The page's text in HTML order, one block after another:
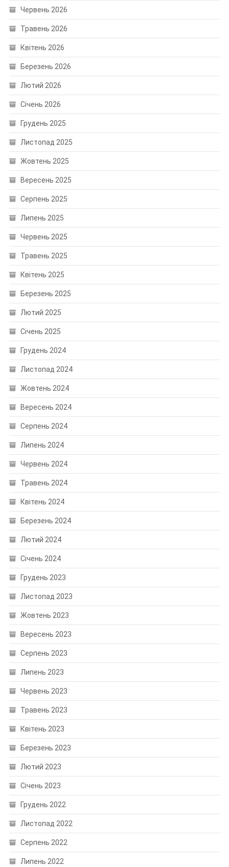
Червень 2026
Травень 2026
Квітень 2026
Березень 2026
Лютий 2026
Січень 2026
Грудень 2025
Листопад 2025
Жовтень 2025
Вересень 2025
Серпень 2025
Липень 2025
Червень 2025
Травень 2025
Квітень 2025
Березень 2025
Лютий 2025
Січень 2025
Грудень 2024
Листопад 2024
Жовтень 2024
Вересень 2024
Серпень 2024
Липень 2024
Червень 2024
Травень 2024
Квітень 2024
Березень 2024
Лютий 2024
Січень 2024
Грудень 2023
Листопад 2023
Жовтень 2023
Вересень 2023
Серпень 2023
Липень 2023
Червень 2023
Травень 2023
Квітень 2023
Березень 2023
Лютий 2023
Січень 2023
Грудень 2022
Листопад 2022
Серпень 2022
Липень 2022